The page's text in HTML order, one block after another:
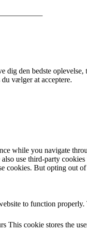
dig den bedste
vælger at acceptere.
while you navigate
use third-party
cookies. But opting out
to function
This cookie stores the